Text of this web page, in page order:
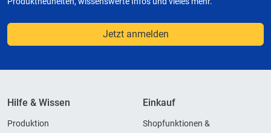
Jetzt anmelden
Hilfe & Wissen
Produktion
Einkauf
Shopfunktionen &